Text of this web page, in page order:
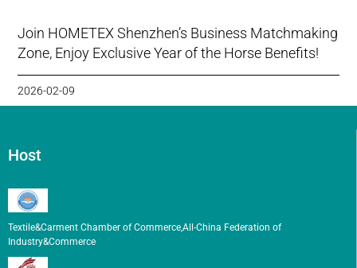
Join HOMETEX Shenzhen’s Business Matchmaking
Zone, Enjoy Exclusive Year of the Horse Benefits!
2026-02-09
Host
Textile&Carment Chamber of Commerce,All-China Federation of
Industry&Commerce